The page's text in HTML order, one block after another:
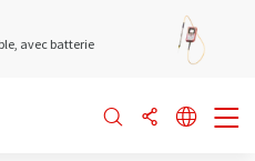
avec batterie